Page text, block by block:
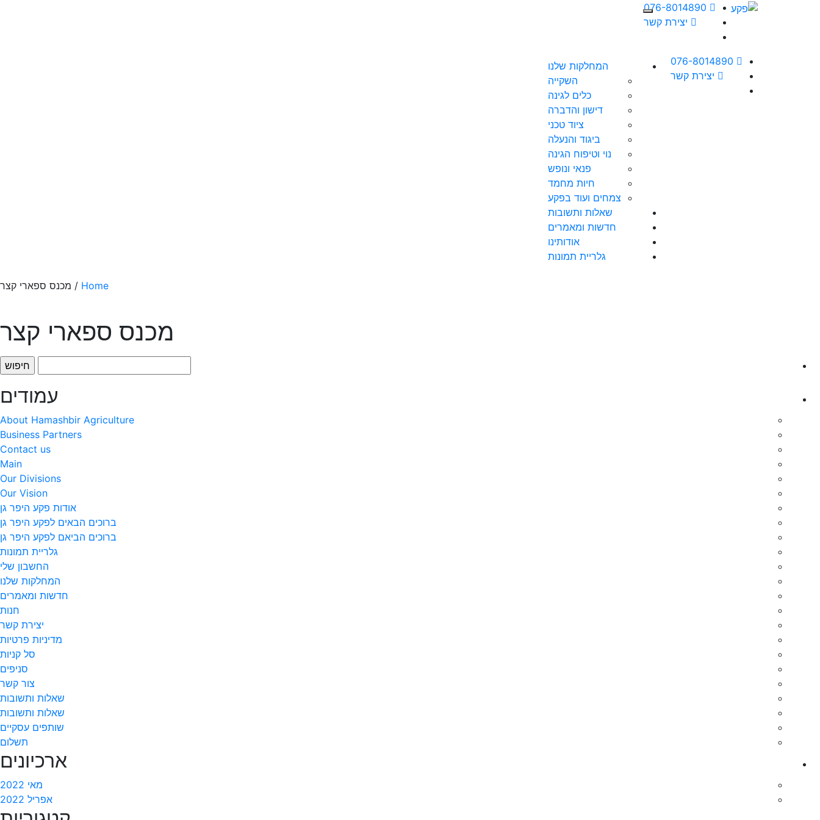
076-8014890
יצירת קשר
076-8014890
יצירת קשר
המחלקות שלנו
השקייה
כלים לגינה
דישון והדברה
ציוד טכני
ביגוד והנעלה
נוי וטיפוח הגינה
פנאי ונופש
חיות מחמד
צמחים ועוד בפקע
שאלות ותשובות
חדשות ומאמרים
אודותינו
גלריית תמונות
Home / מכנס ספארי קצר
מכנס ספארי קצר
עמודים
About Hamashbir Agriculture
Business Partners
Contact us
Main
Our Divisions
Our Vision
אודות פקע היפר גן
ברוכים הבאים לפקע היפר גן
ברוכים הביאם לפקע היפר גן
גלריית תמונות
החשבון שלי
המחלקות שלנו
חדשות ומאמרים
חנות
יצירת קשר
מדיניות פרטיות
סל קניות
סניפים
צור קשר
שאלות ותשובות
שאלות ותשובות
שותפים עסקיים
תשלום
ארכיונים
מאי 2022
אפריל 2022